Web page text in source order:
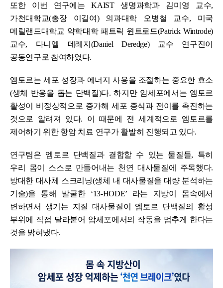
또한 이번 연구에는 KAIST 생명과학과 김미영 교수,
가천대학교(총장 이길여) 의과대학 오병철 교수, 미국
메릴랜드대학교 약학대학 패트릭 윈트로드(Patrick Wintrode)
교수, 다니엘 데레지(Daniel Deredge) 교수 연구진이
공동연구로 참여하였다.
엠토르는 세포 성장과 에너지 사용을 조절하는 중요한 효소
(생체 반응을 돕는 단백질)다. 하지만 암세포에서는 엠토르
활성이 비정상적으로 증가해 세포 증식과 전이를 촉진하는
것으로 알려져 있다. 이 때문에 전 세계적으로 엠토르를
제어하기 위한 항암 치료 연구가 활발히 진행되고 있다.
연구팀은 엠토르 단백질과 결합할 수 있는 물질들, 특히
우리 몸이 스스로 만들어내는 천연 대사물질에 주목했다.
방대한 대사체 스크리닝(생체 내 대사물질을 대량 분석하는
기술)을 통해 발굴한 ‘13-HODE’ 라는 지방이 몸속에서
변하면서 생기는 지질 대사물질이 엠토르 단백질의 활성
부위에 직접 달라붙어 암세포에서의 작동을 멈추게 한다는
것을 밝혀냈다.